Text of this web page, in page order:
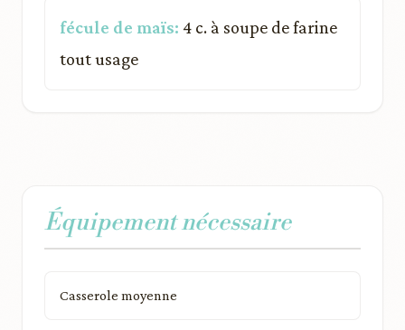
fécule de maïs: 4 c. à soupe de farine
tout usage
Équipement nécessaire
Casserole moyenne